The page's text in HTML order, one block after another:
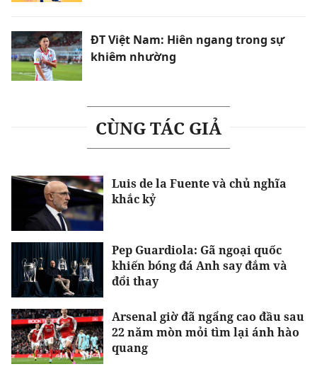
ĐT Việt Nam: Hiên ngang trong sự
khiêm nhường
CÙNG TÁC GIẢ
Luis de la Fuente và chủ nghĩa
khắc kỷ
Pep Guardiola: Gã ngoại quốc
khiến bóng đá Anh say đắm và
đổi thay
Arsenal giờ đã ngẩng cao đầu sau
22 năm mòn mỏi tìm lại ánh hào
quang